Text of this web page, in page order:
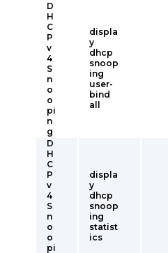
D
H
C
P
v
4
S
n
o
o
pi
n
g
displa
y
dhcp
snoop
ing
user-
bind
all
D
H
C
P
v
4
S
n
o
o
pi
displa
y
dhcp
snoop
ing
statist
ics